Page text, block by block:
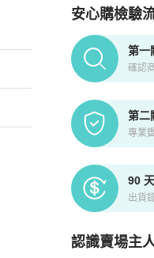
安心購檢驗
PopChill拍拍
第一
確認
第二
專業
90
出貨
認識賣場主
PopChill 拍拍